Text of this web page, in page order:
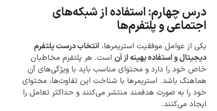
درس چهارم: استفاده از شبکه‌های
اجتماعی و پلتفرم‌ها
یکی از عوامل موفقیت استریمرها، انتخاب درست پلتفرم
دیجیتال و استفاده بهینه از آن است. هر پلتفرم مخاطبان
خاص خود را دارد و محتوای مناسب باید با ویژگی‌های آن
هماهنگ باشد. استریمرها با شناخت این تفاوت‌ها، محتوای
خود را به صورت هدفمند منتشر می‌کنند و حداکثر تعامل را
ایجاد می‌کنند.